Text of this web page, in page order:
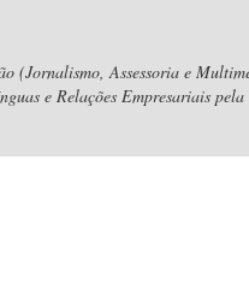
(Jornalismo, Assessoria e
e Relações Empresariais